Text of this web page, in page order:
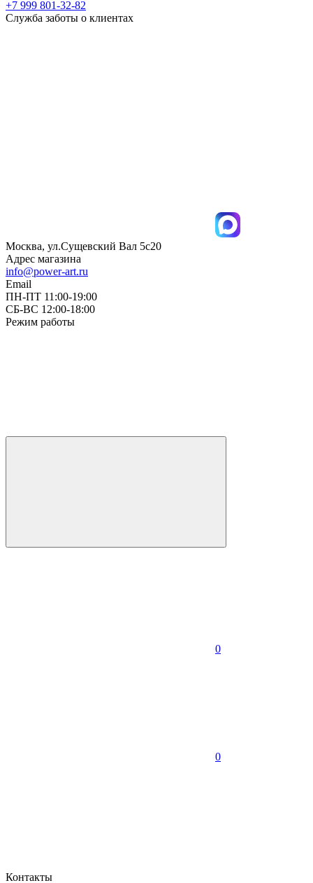
+7 999 801-32-82
Служба заботы о клиентах
Москва, ул.Сущевский Вал 5с20
Адрес магазина
info@power-art.ru
Email
ПН-ПТ 11:00-19:00
СБ-ВС 12:00-18:00
Режим работы
0
0
Контакты